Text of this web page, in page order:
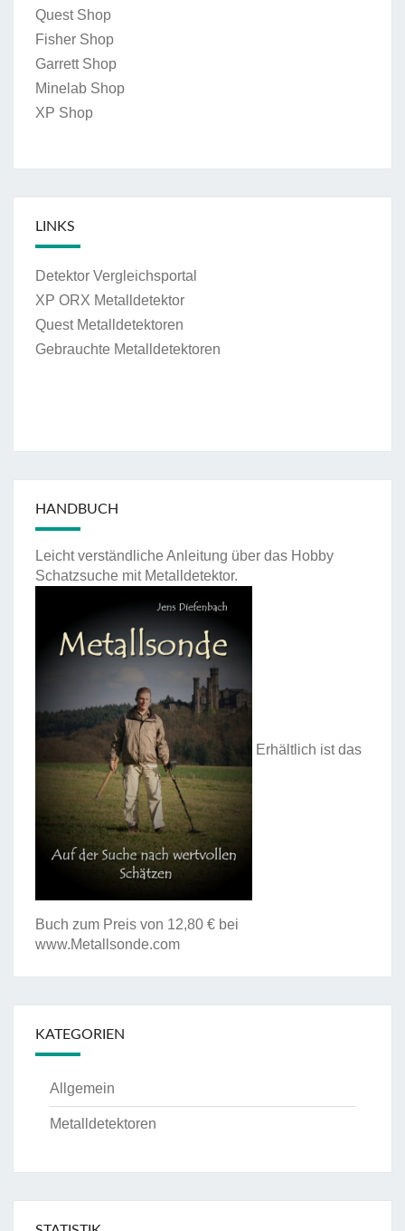
Quest Shop
Fisher Shop
Garrett Shop
Minelab Shop
XP Shop
LINKS
Detektor Vergleichsportal
XP ORX Metalldetektor
Quest Metalldetektoren
Gebrauchte Metalldetektoren
HANDBUCH
Leicht verständliche Anleitung über das Hobby
Schatzsuche mit Metalldetektor.
Erhältlich ist das
Buch zum Preis von 12,80 € bei
www.Metallsonde.com
KATEGORIEN
Allgemein
Metalldetektoren